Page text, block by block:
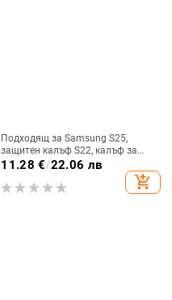
Подходящ за Samsung S25,
защитен калъф S22, калъф за
мобилен телефон Edge Drill, S24,
прозрачен магнитен държач със
стрази A56, брокат против
11.28 €/22.06 лв
add_shopping_cart